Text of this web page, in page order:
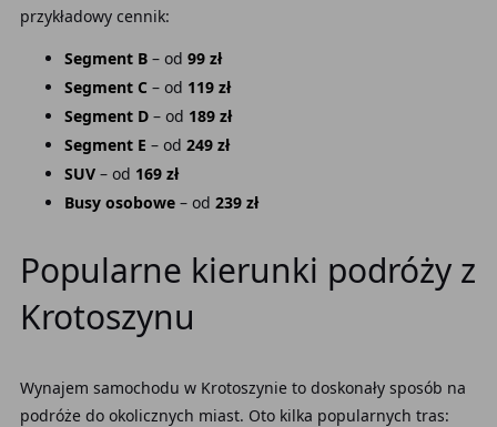
przykładowy cennik:
Segment B– od 99 zł
Segment C – od 119 zł
Segment D– od 189 zł
Segment E – od 249 zł
SUV– od 169 zł
Busy osobowe– od 239 zł
Popularne kierunki podróży z
Krotoszynu
Wynajem samochodu w Krotoszynie to doskonały sposób na
podróże do okolicznych miast. Oto kilka popularnych tras: